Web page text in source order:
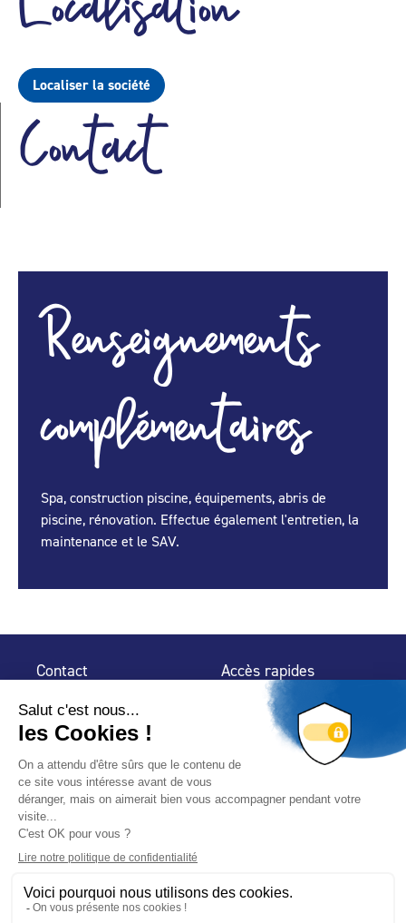
Localiser la société
Contact
Renseignements
complémentaires
Spa, construction piscine, équipements, abris de
piscine, rénovation. Effectue également l'entretien, la
maintenance et le SAV.
Contact
32 rue de Mogador
75 009 Paris
Accès rapides
Espace Presse
Trouver un
professionnel
Nous suivre